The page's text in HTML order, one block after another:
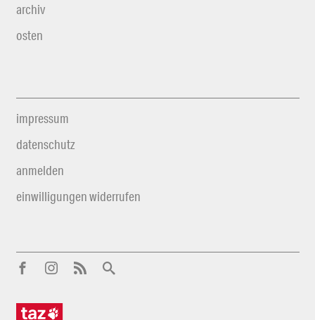
archiv
osten
impressum
datenschutz
anmelden
einwilligungen widerrufen